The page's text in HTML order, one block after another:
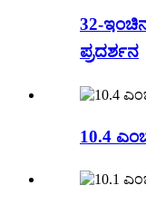
32-
ಪ್ರದರ್ಶನ
10.4